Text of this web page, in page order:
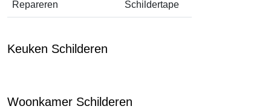
Repareren Schildertape
Keuken Schilderen
Woonkamer Schilderen